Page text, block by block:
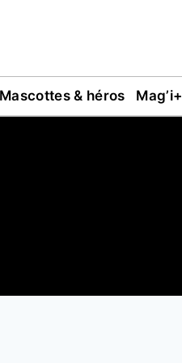
Mascottes & héros Mag’i+